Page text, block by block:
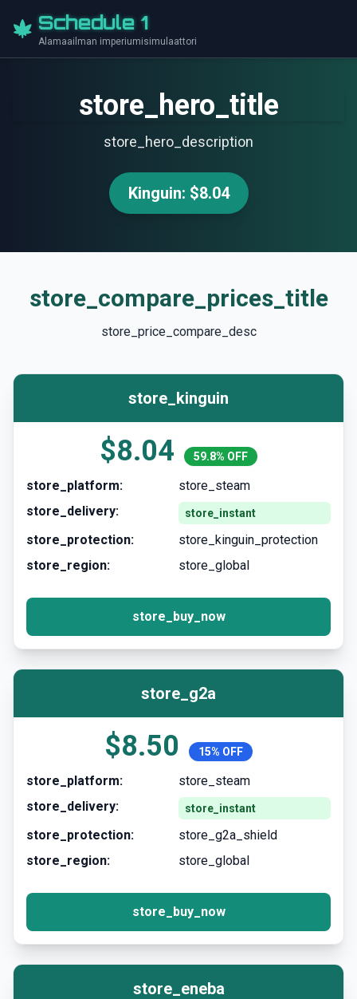
Schedule 1
Alamaailman imperiumisimulaattori
store_hero_title
store_hero_description
Kinguin: $8.04
store_compare_prices_title
store_price_compare_desc
store_kinguin
$8.04 59.8% OFF
store_platform:
store_steam
store_delivery:
store_instant
store_protection:
store_kinguin_protection
store_region:
store_global
store_buy_now
store_g2a
$8.50 15% OFF
store_platform:
store_steam
store_delivery:
store_instant
store_protection:
store_g2a_shield
store_region:
store_global
store_buy_now
store_eneba